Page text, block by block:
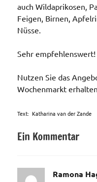
auch Wildaprikosen,
Feigen, Birnen,
Nüsse.
Sehr empfehlenswert!
Nutzen Sie das
Wochenmarkt
Text: Katharina van der Zande
Ein Kommentar
Ramona